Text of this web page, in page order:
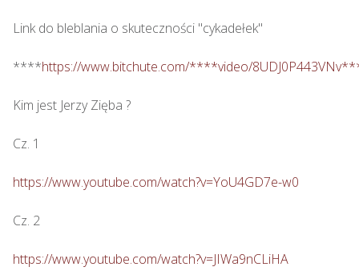
Link do bleblania o skuteczności "cykadełek"
****https://www.bitchute.com/****video/
Kim jest Jerzy Zięba ?
Cz. 1
https://www.youtube.com/watch?v=YoU4GD7e-w0
Cz. 2
https://www.youtube.com/watch?v=JIWa9nCLiHA